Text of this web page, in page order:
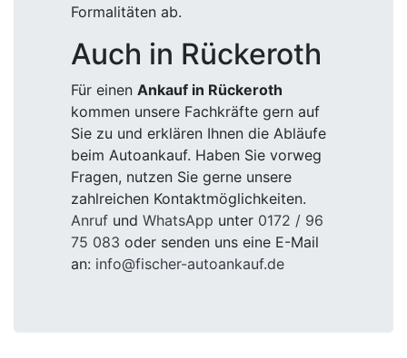
Formalitäten ab.
Auch in Rückeroth
Für einen Ankauf in Rückeroth
kommen unsere Fachkräfte gern auf
Sie zu und erklären Ihnen die Abläufe
beim Autoankauf. Haben Sie vorweg
Fragen, nutzen Sie gerne unsere
zahlreichen Kontaktmöglichkeiten.
Anruf und WhatsApp unter 0172 / 96
75 083 oder senden uns eine E-Mail
an: info@fischer-autoankauf.de